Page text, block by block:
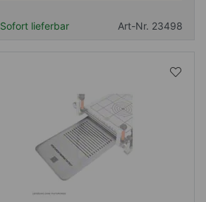
Sofort lieferbar Art-Nr. 23498